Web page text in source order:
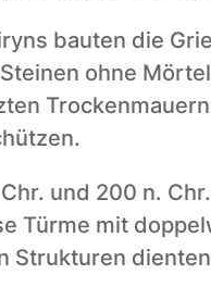
bauten die
ohne
und 200 n.
Türme mit
Strukturen